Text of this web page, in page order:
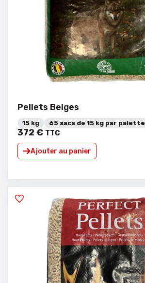
Pellets Belges
15 kg 65 sacs de 15 kg par palette
372 € TTC
Ajouter au panier